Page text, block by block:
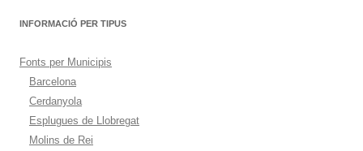
INFORMACIÓ PER TIPUS
Fonts per Municipis
Barcelona
Cerdanyola
Esplugues de Llobregat
Molins de Rei